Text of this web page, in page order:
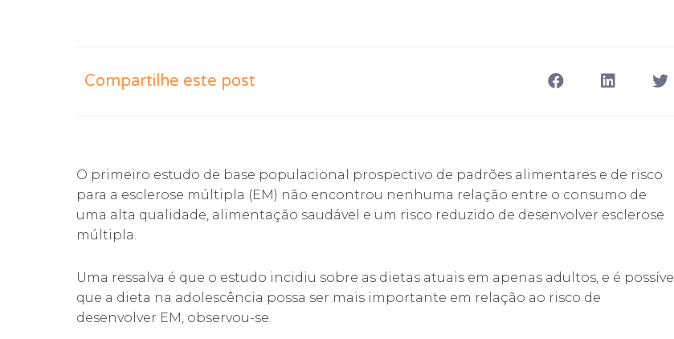
Compartilhe este post
O primeiro estudo de base populacional prospectivo de padrões alimentares e de risco
para a esclerose múltipla (EM) não encontrou nenhuma relação entre o consumo de
uma alta qualidade, alimentação saudável e um risco reduzido de desenvolver esclerose
múltipla.
Uma ressalva é que o estudo incidiu sobre as dietas atuais em apenas adultos, e é possível
que a dieta na adolescência possa ser mais importante em relação ao risco de
desenvolver EM, observou-se.